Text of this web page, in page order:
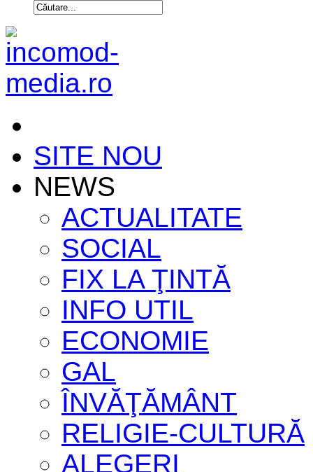
SITE NOU
NEWS
ACTUALITATE
SOCIAL
FIX LA ŢINTĂ
INFO UTIL
ECONOMIE
GAL
ÎNVĂŢĂMÂNT
RELIGIE-CULTURĂ
ALEGERI